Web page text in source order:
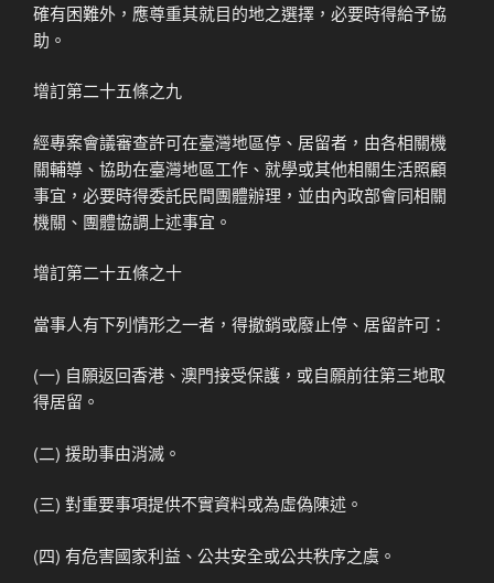
確有困難外，應尊重其就目的地之選擇，必要時得給予協
助。
增訂第二十五條之九
經專案會議審查許可在臺灣地區停、居留者，由各相關機
關輔導、協助在臺灣地區工作、就學或其他相關生活照顧
事宜，必要時得委託民間團體辦理，並由內政部會同相關
機關、團體協調上述事宜。
增訂第二十五條之十
當事人有下列情形之一者，得撤銷或廢止停、居留許可：
(一) 自願返回香港、澳門接受保護，或自願前往第三地取
得居留。
(二) 援助事由消滅。
(三) 對重要事項提供不實資料或為虛偽陳述。
(四) 有危害國家利益、公共安全或公共秩序之虞。